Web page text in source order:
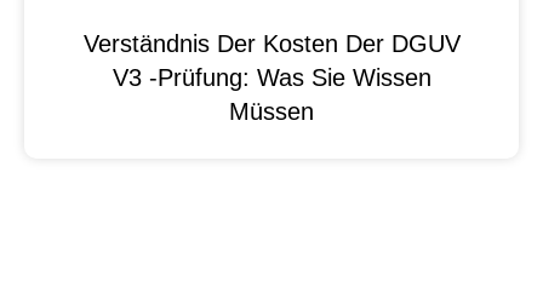
Verständnis Der Kosten Der DGUV
V3 -Prüfung: Was Sie Wissen
Müssen